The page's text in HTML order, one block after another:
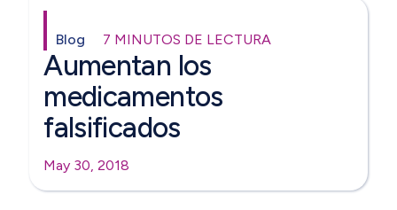
Blog 7 MINUTOS DE LECTURA
Aumentan los
medicamentos
falsificados
May 30, 2018